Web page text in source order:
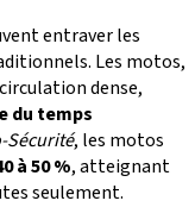
entraver les
Les motos,
dense,
du temps
Sécurité, les motos
à 50 %, atteignant
seulement.